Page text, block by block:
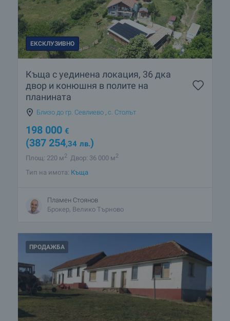
ЕКСКЛУЗИВНО
Къща с уединена локация, 36 дка
двор и конюшня в полите на
планината
Близо до гр. Севлиево с. Столът
198 000 €
(387 254,34 лв.)
Площ: 220 м2 Двор: 36 000 м2
Тип на имота: Къща
Пламен Стоянов
Брокер, Велико Търново
ПРОДАЖБА